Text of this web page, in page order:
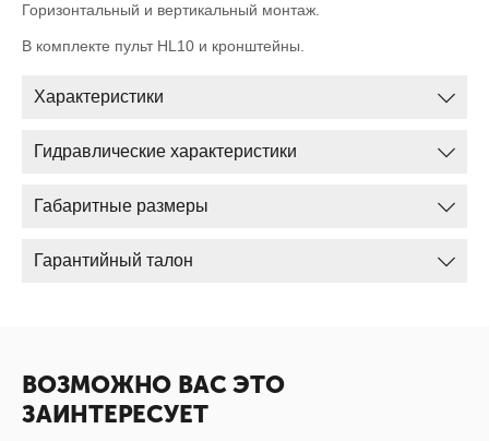
Горизонтальный и вертикальный монтаж.
В комплекте пульт HL10 и кронштейны.
Характеристики
Гидравлические характеристики
Габаритные размеры
Гарантийный талон
ВОЗМОЖНО ВАС ЭТО
ЗАИНТЕРЕСУЕТ